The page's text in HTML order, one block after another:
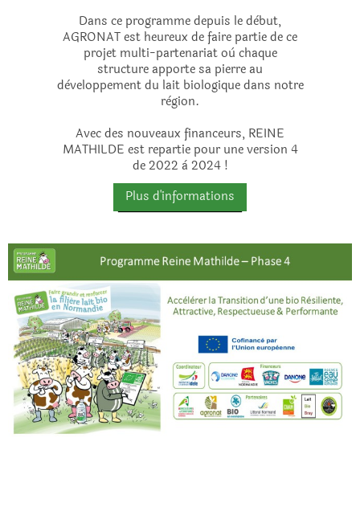
Dans ce programme depuis le dèbut,
AGRONAT est heureux de faire partie de ce
projet multi-partenariat où chaque
structure apporte sa pierre au
dèveloppement du lait biologique dans notre
règion.
Avec des nouveaux financeurs, REINE
MATHILDE est repartie pour une version 4
de 2022 à 2024 !
Plus d'informations